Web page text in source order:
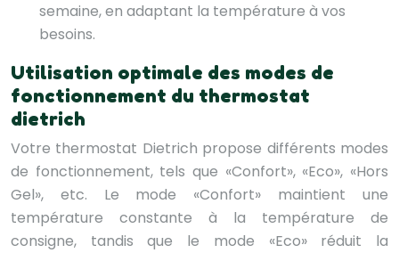
semaine, en adaptant la température à vos
besoins.
Utilisation optimale des modes de
fonctionnement du thermostat
dietrich
Votre thermostat Dietrich propose différents modes
de fonctionnement, tels que «Confort», «Eco», «Hors
Gel», etc. Le mode «Confort» maintient une
température constante à la température de
consigne, tandis que le mode «Eco» réduit la